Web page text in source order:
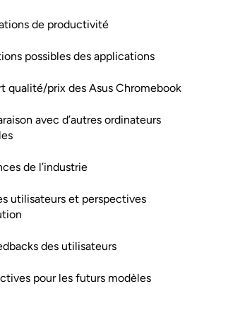
de productivité
possibles des applications
qualité/prix des Asus Chromebook
avec d’autres ordinateurs
de l’industrie
utilisateurs et perspectives
des utilisateurs
pour les futurs modèles